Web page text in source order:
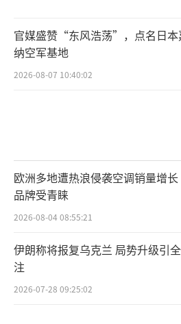
官媒盛赞“东风浩荡”，点名日本
纳空军基地
2026-08-07 10:40:02
欧洲多地遭热浪侵袭空调销量增长
品牌受青睐
2026-08-04 08:55:21
伊朗称将报复乌克兰 局势升级引
注
2026-07-28 09:25:02